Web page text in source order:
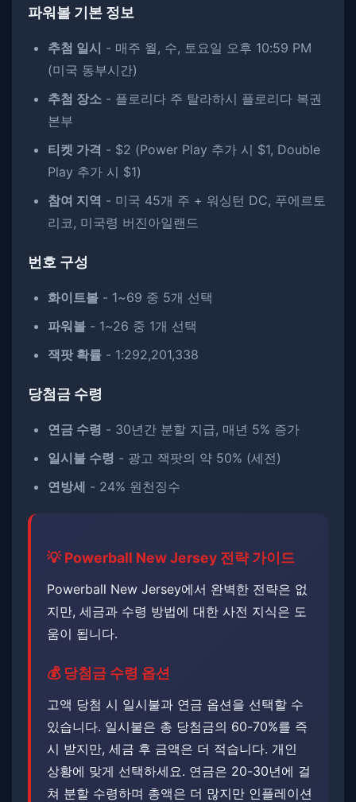
파워볼 기본 정보
추첨 일시 - 매주 월, 수, 토요일 오후 10:59 PM
(미국 동부시간)
추첨 장소 - 플로리다 주 탈라하시 플로리다 복권
본부
티켓 가격 - $2 (Power Play 추가 시 $1, Double
Play 추가 시 $1)
참여 지역 - 미국 45개 주 + 워싱턴 DC, 푸에르토
리코, 미국령 버진아일랜드
번호 구성
화이트볼 - 1~69 중 5개 선택
파워볼 - 1~26 중 1개 선택
잭팟 확률 - 1:292,201,338
당첨금 수령
연금 수령 - 30년간 분할 지급, 매년 5% 증가
일시불 수령 - 광고 잭팟의 약 50% (세전)
연방세 - 24% 원천징수
💡 Powerball New Jersey 전략 가이드
Powerball New Jersey에서 완벽한 전략은 없
지만, 세금과 수령 방법에 대한 사전 지식은 도
움이 됩니다.
💰 당첨금 수령 옵션
고액 당첨 시 일시불과 연금 옵션을 선택할 수
있습니다. ​​일시불은 총 당첨금의 60-70%를 즉
시 받지만, 세금 후 금액은 더 적습니다. ​개인
상황에 맞게 선택하세요. 연금은 20-30년에 걸
쳐 분할 수령하며 총액은 더 많지만 인플레이션